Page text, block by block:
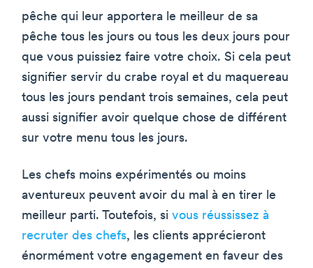
pêche qui leur apportera le meilleur de sa
pêche tous les jours ou tous les deux jours pour
que vous puissiez faire votre choix. Si cela peut
signifier servir du crabe royal et du maquereau
tous les jours pendant trois semaines, cela peut
aussi signifier avoir quelque chose de différent
sur votre menu tous les jours.
Les chefs moins expérimentés ou moins
aventureux peuvent avoir du mal à en tirer le
meilleur parti. Toutefois, si vous réussissez à
recruter des chefs, les clients apprécieront
énormément votre engagement en faveur des